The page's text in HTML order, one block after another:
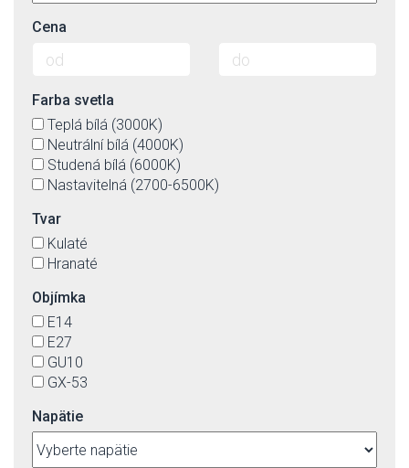
Cena
Farba svetla
Teplá bílá (3000K)
Neutrální bílá (4000K)
Studená bílá (6000K)
Nastavitelná (2700-6500K)
Tvar
Kulaté
Hranaté
Objímka
E14
E27
GU10
GX-53
Napätie